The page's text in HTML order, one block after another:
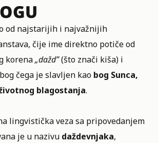
od najstarijih i najvažnijih
čije ime direktno potiče od
korena„dažd”(što znači kiša) i
čega je slavljen kao bog Sunca,
blagostanja.
lingvistička veza sa pripovedanjem
je u nazivu daždevnjaka,